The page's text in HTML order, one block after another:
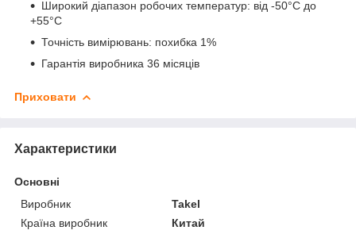
Широкий діапазон робочих температур: від -50°C до
+55°C
Точність вимірювань: похибка 1%
Гарантія виробника 36 місяців
Приховати
Характеристики
Основні
Виробник
Takel
Країна виробник
Китай